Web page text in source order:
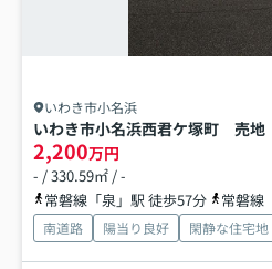
いわき市小名浜
いわき市小名浜西君ケ塚町 売地
2,200万円
- / 330.59㎡ / -
常磐線「泉」駅 徒歩57分
常磐線
南道路 陽当り良好 閑静な住宅地